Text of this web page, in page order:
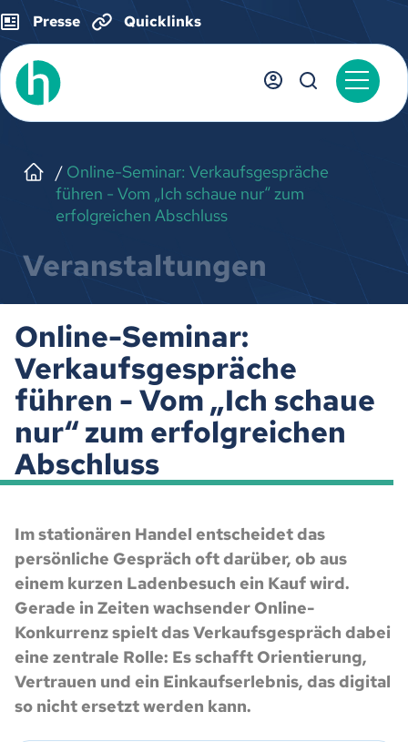
Presse Quicklinks
Online-Seminar: Verkaufsgespräche
führen - Vom „Ich schaue nur“ zum
erfolgreichen Abschluss
Veranstaltungen
Online-Seminar:
Verkaufsgespräche
führen - Vom „Ich schaue
nur“ zum erfolgreichen
Abschluss
Im stationären Handel entscheidet das
persönliche Gespräch oft darüber, ob aus
einem kurzen Ladenbesuch ein Kauf wird.
Gerade in Zeiten wachsender Online-
Konkurrenz spielt das Verkaufsgespräch dabei
eine zentrale Rolle: Es schafft Orientierung,
Vertrauen und ein Einkaufserlebnis, das digital
so nicht ersetzt werden kann.